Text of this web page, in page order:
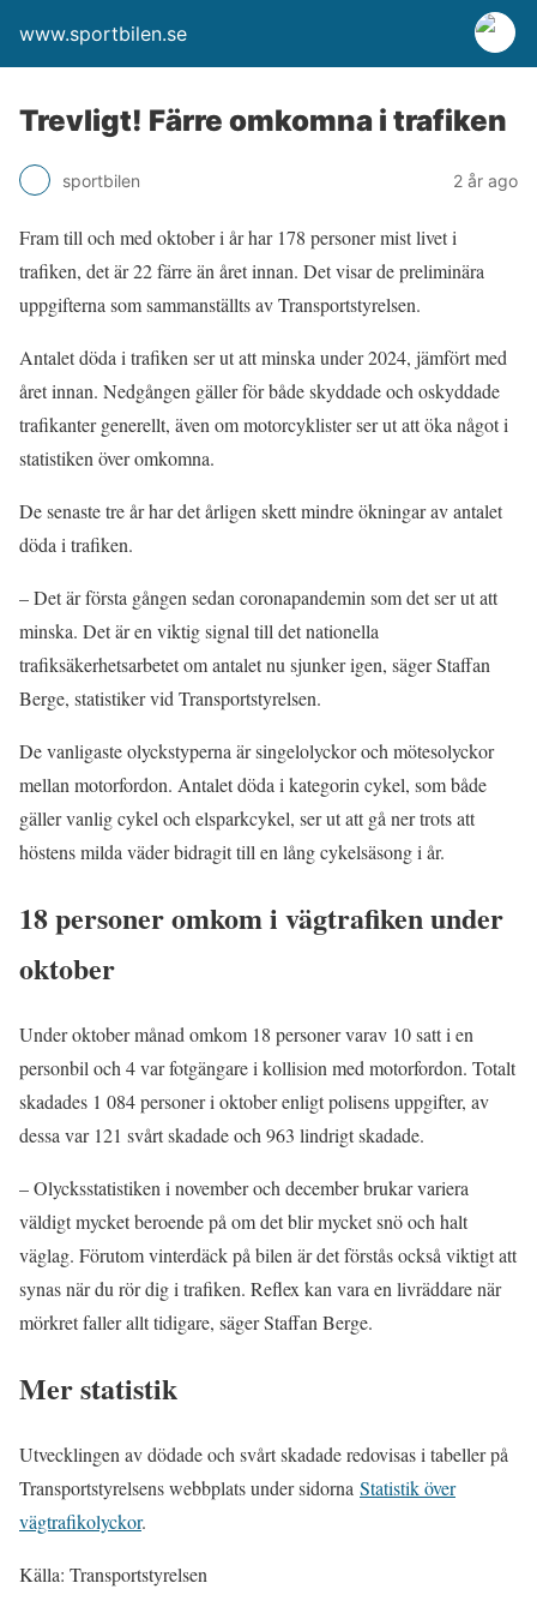
www.sportbilen.se
Trevligt! Färre omkomna i trafiken
sportbilen 2 år ago
Fram till och med oktober i år har 178 personer mist livet i
trafiken, det är 22 färre än året innan. Det visar de preliminära
uppgifterna som sammanställts av Transportstyrelsen.
Antalet döda i trafiken ser ut att minska under 2024, jämfört med
året innan. Nedgången gäller för både skyddade och oskyddade
trafikanter generellt, även om motorcyklister ser ut att öka något i
statistiken över omkomna.
De senaste tre år har det årligen skett mindre ökningar av antalet
döda i trafiken.
– Det är första gången sedan coronapandemin som det ser ut att
minska. Det är en viktig signal till det nationella
trafiksäkerhetsarbetet om antalet nu sjunker igen, säger Staffan
Berge, statistiker vid Transportstyrelsen.
De vanligaste olyckstyperna är singelolyckor och mötesolyckor
mellan motorfordon. Antalet döda i kategorin cykel, som både
gäller vanlig cykel och elsparkcykel, ser ut att gå ner trots att
höstens milda väder bidragit till en lång cykelsäsong i år.
18 personer omkom i vägtrafiken under
oktober
Under oktober månad omkom 18 personer varav 10 satt i en
personbil och 4 var fotgängare i kollision med motorfordon. Totalt
skadades 1 084 personer i oktober enligt polisens uppgifter, av
dessa var 121 svårt skadade och 963 lindrigt skadade.
– Olycksstatistiken i november och december brukar variera
väldigt mycket beroende på om det blir mycket snö och halt
väglag. Förutom vinterdäck på bilen är det förstås också viktigt att
synas när du rör dig i trafiken. Reflex kan vara en livräddare när
mörkret faller allt tidigare, säger Staffan Berge.
Mer statistik
Utvecklingen av dödade och svårt skadade redovisas i tabeller på
Transportstyrelsens webbplats under sidorna Statistik över
vägtrafikolyckor.
Källa: Transportstyrelsen